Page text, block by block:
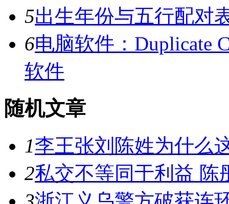
5出生年份与五行配对
6电脑软件：Duplicate
软件
随机文章
1李王张刘陈姓为什么
2私交不等同于利益 陈